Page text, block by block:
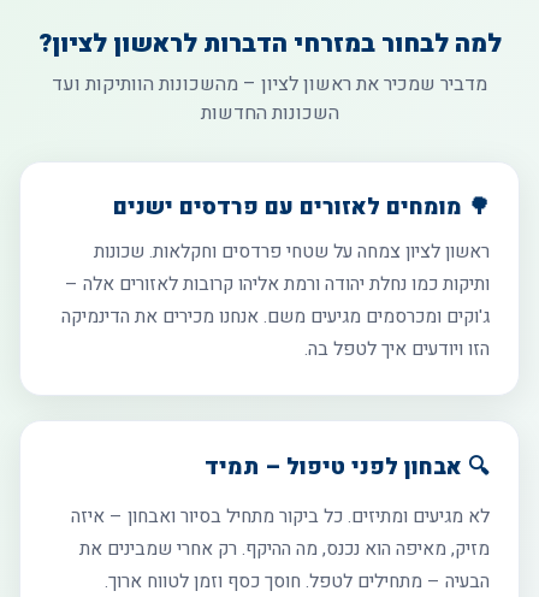
למה לבחור במזרחי הדברות לראשון לציון?
מדביר שמכיר את ראשון לציון – מהשכונות הוותיקות ועד
השכונות החדשות
🌳 מומחים לאזורים עם פרדסים ישנים
ראשון לציון צמחה על שטחי פרדסים וחקלאות. שכונות
ותיקות כמו נחלת יהודה ורמת אליהו קרובות לאזורים אלה –
ג'וקים ומכרסמים מגיעים משם. אנחנו מכירים את הדינמיקה
הזו ויודעים איך לטפל בה.
🔍 אבחון לפני טיפול – תמיד
לא מגיעים ומתיזים. כל ביקור מתחיל בסיור ואבחון – איזה
מזיק, מאיפה הוא נכנס, מה ההיקף. רק אחרי שמבינים את
הבעיה – מתחילים לטפל. חוסך כסף וזמן לטווח ארוך.